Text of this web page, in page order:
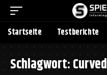
Startseite Testberichte
Schlagwort:Curved